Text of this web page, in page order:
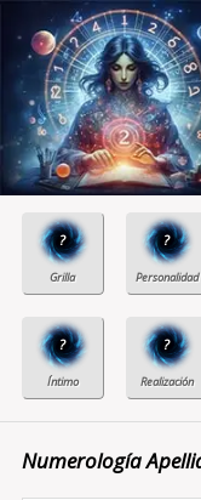
? ?
? ?
Numerología